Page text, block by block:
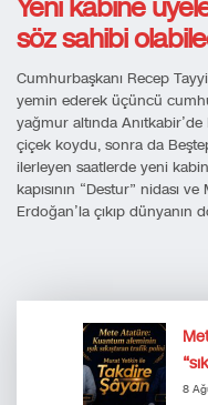
söz sahibi
Cumhurbaşkanı Recep
yemin ederek üçüncü
yağmur altında
çiçek koydu, sonra da
ilerleyen saatlerde yeni
kapısının “Destur” nidası
Erdoğan’la çıkıp
8